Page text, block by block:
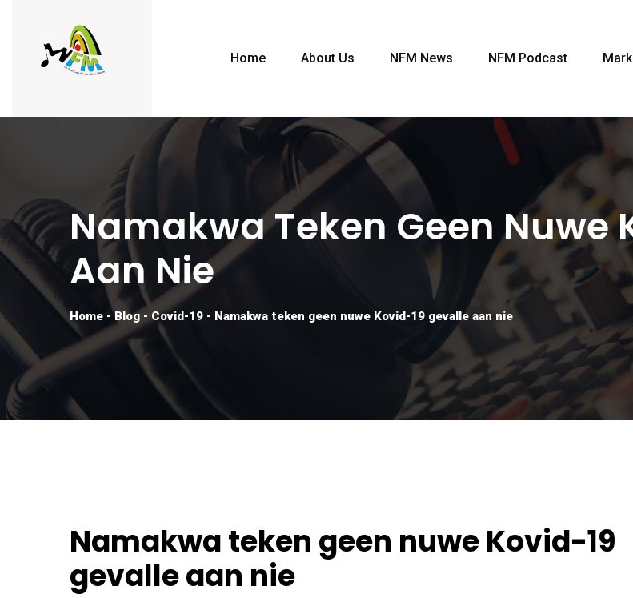
Home About Us NFM News NFM Podcast
Namakwa Teken Geen Nuwe
Aan Nie
Home -Blog - Covid-19 - Namakwa teken geen nuwe Kovid-19 gevalle aan nie
Namakwa teken geen nuwe Kovid-19
gevalle aan nie